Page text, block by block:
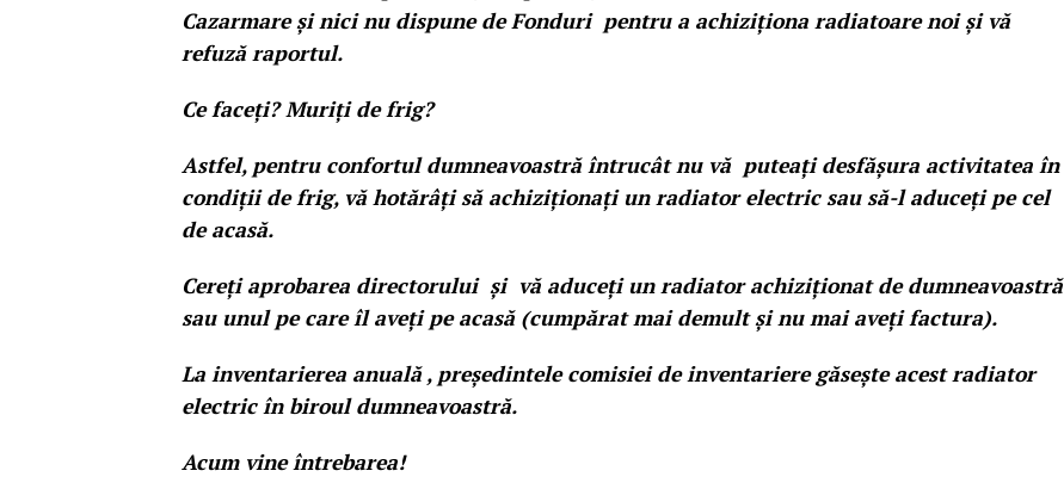
Cazarmare și nici nu dispune de Fonduri pentru a achiziționa radiatoare noi și vă
refuză raportul.
Ce faceți? Muriți de frig?
Astfel, pentru confortul dumneavoastră întrucât nu vă puteați desfășura activitatea în
condiții de frig, vă hotărâți să achiziționați un radiator electric sau să-l aduceți pe cel
de acasă.
Cereți aprobarea directorului și vă aduceți un radiator achiziționat de dumneavoastră
sau unul pe care îl aveți pe acasă (cumpărat mai demult și nu mai aveți factura).
La inventarierea anuală , președintele comisiei de inventariere găsește acest radiator
electric în biroul dumneavoastră.
Acum vine întrebarea!